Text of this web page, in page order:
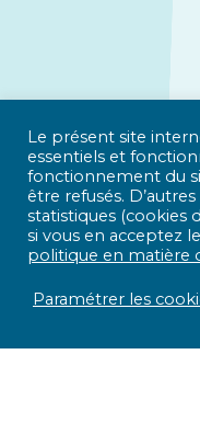
Le présent site
essentiels et
fonctionnement du
être refusés.
statistiques (cookies
si vous en acceptez
politique en matière
Paramétrer les